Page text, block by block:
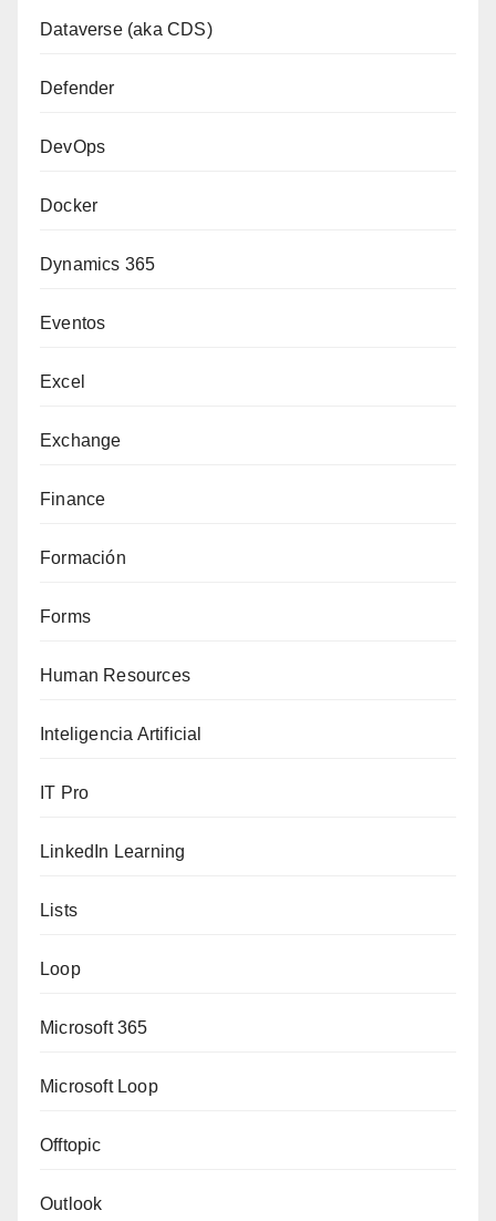
Dataverse (aka CDS)
Defender
DevOps
Docker
Dynamics 365
Eventos
Excel
Exchange
Finance
Formación
Forms
Human Resources
Inteligencia Artificial
IT Pro
LinkedIn Learning
Lists
Loop
Microsoft 365
Microsoft Loop
Offtopic
Outlook